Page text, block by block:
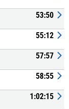
53:50
55:12
57:57
58:55
1:02:15